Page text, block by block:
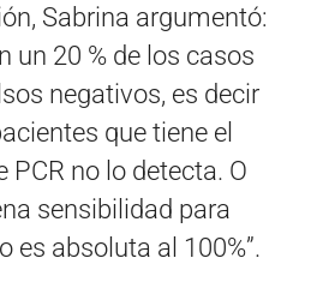
Sabrina argumentó:
un 20 % de los casos
negativos, es decir
que tiene el
PCR no lo detecta. O
sensibilidad para
es absoluta al 100%”.